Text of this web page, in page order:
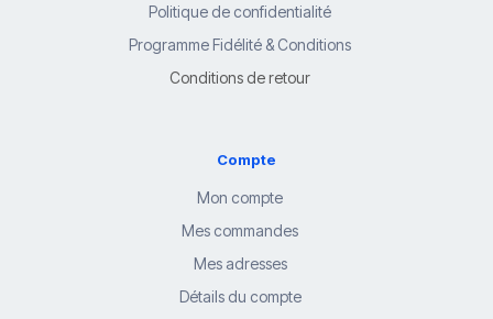
Politique de confidentialité
Programme Fidélité & Conditions
Conditions de retour
Compte
Mon compte
Mes commandes
Mes adresses
Détails du compte